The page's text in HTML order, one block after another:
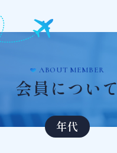
ABOUT MEMBER
会員について
年代